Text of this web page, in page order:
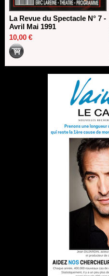
La Revue du Spectacle N° 7 -
Avril Mai 1991
10,00 €